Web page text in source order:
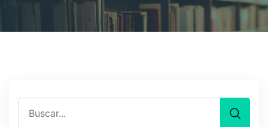
FOCUSING